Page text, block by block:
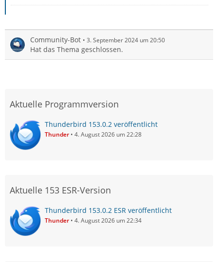
Community-Bot 3. September 2024 um 20:50
Hat das Thema geschlossen.
Aktuelle Programmversion
Thunderbird 153.0.2 veröffentlicht
Thunder 4. August 2026 um 22:28
Aktuelle 153 ESR-Version
Thunderbird 153.0.2 ESR veröffentlicht
Thunder 4. August 2026 um 22:34